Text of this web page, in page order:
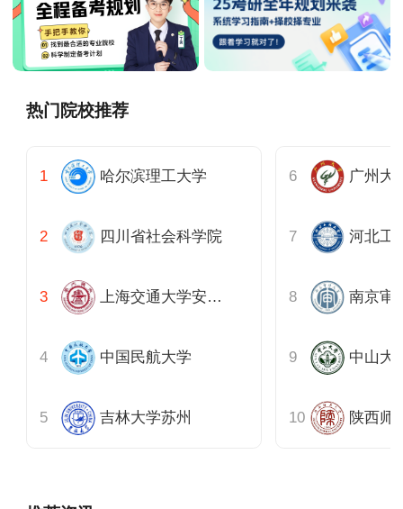
热门院校推荐
哈尔滨理工大学
四川省社会科学院
上海交通大学安泰经管学院
中国民航大学
吉林大学苏州
广州大
河北工
南京审
中山大
陕西师